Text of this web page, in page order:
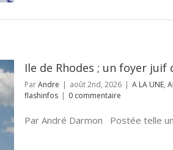
Ile de Rhodes ; un foyer juif
ParAndre | août 2nd, 2026 | A LA UNE,
flashinfos | 0 commentaire
Par André Darmon Postée telle